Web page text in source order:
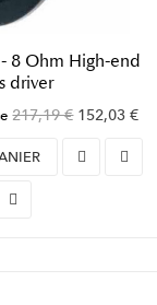
8 Ohm High-end
driver
217,19 € 152,03 €